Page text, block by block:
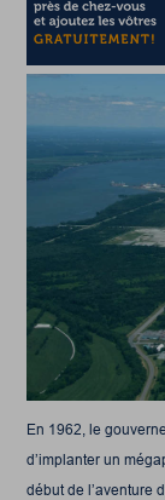
En 1962, le
d’implanter un
début de l’aventure